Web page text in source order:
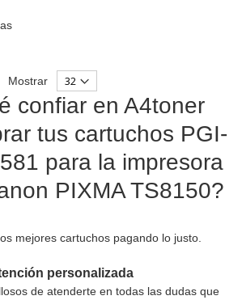
Mostrar
confiar en A4toner
tus cartuchos PGI-
para la impresora
PIXMA TS8150?
mejores cartuchos pagando lo justo.
personalizada
de atenderte en todas las dudas que